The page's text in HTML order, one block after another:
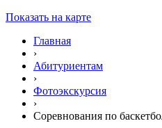
Показать на карте
Главная
›
Абитуриентам
›
Фотоэкскурсия
›
Соревнования по